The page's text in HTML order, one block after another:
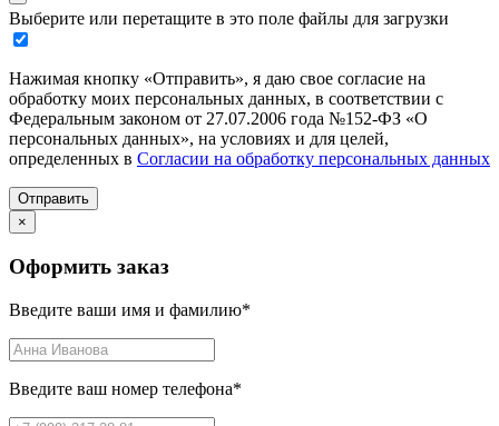
Выберите или перетащите в это поле файлы для загрузки
Нажимая кнопку «Отправить», я даю свое согласие на
обработку моих персональных данных, в соответствии с
Федеральным законом от 27.07.2006 года №152-ФЗ «О
персональных данных», на условиях и для целей,
определенных в Согласии на обработку персональных данных
Отправить
×
Оформить заказ
Введите ваши имя и фамилию*
Введите ваш номер телефона*